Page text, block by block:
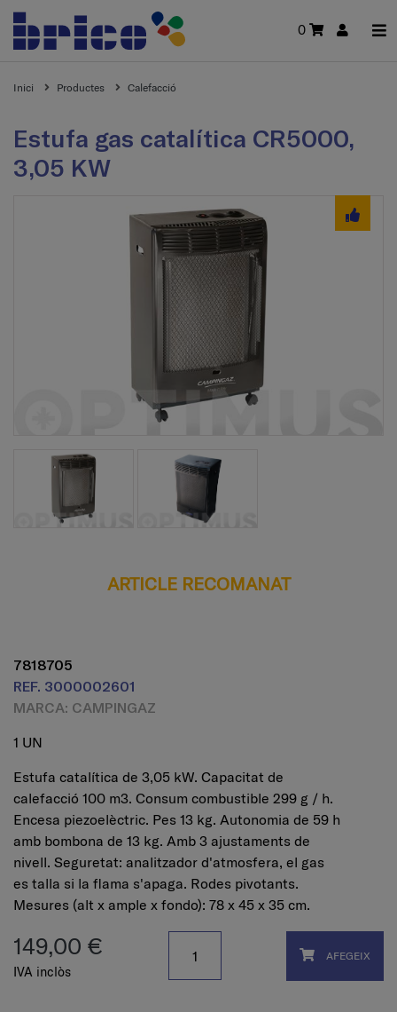
0
Inici Productes Calefacció
Estufa gas catalítica CR5000,
3,05 KW
ARTICLE RECOMANAT
7818705
REF. 3000002601
MARCA: CAMPINGAZ
1 UN
Estufa catalítica de 3,05 kW. Capacitat de
calefacció 100 m3. Consum combustible 299 g / h.
Encesa piezoelèctric. Pes 13 kg. Autonomia de 59 h
amb bombona de 13 kg. Amb 3 ajustaments de
nivell. Seguretat: analitzador d'atmosfera, el gas
es talla si la flama s'apaga. Rodes pivotants.
Mesures (alt x ample x fondo): 78 x 45 x 35 cm.
149,00 €
IVA inclòs
AFEGEIX